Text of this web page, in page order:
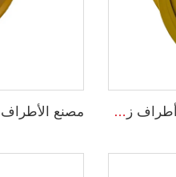
حافة عجلة فولاذية لجرار W8x48 W8x32 أطراف زراعية لمطاط جرار 9.5-48